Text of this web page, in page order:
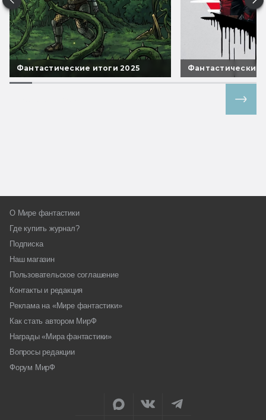
Фантастические итоги 2025 Фантастические
О Мире фантастики
Где купить журнал?
Подписка
Наш магазин
Пользовательское соглашение
Контакты и редакция
Реклама на «Мире фантастики»
Как стать автором МирФ
Награды «Мира фантастики»
Вопросы редакции
Форум МирФ